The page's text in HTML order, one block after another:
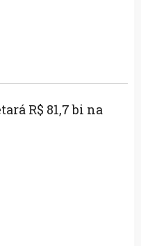
R$ 81,7 bi na